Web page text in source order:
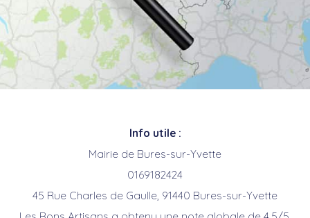
Info utile :
Mairie de Bures-sur-Yvette
0169182424
45 Rue Charles de Gaulle, 91440 Bures-sur-Yvette